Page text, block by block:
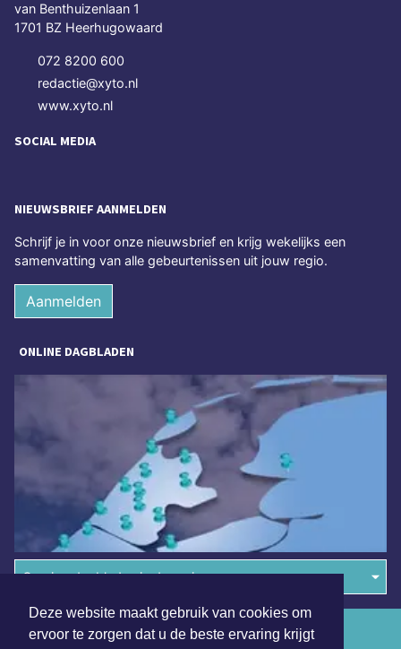
Deze website maakt gebruik van cookies om
ervoor te zorgen dat u de beste ervaring krijgt
van Benthuizenlaan 1
1701 BZ Heerhugowaard
072 8200 600
redactie@xyto.nl
www.xyto.nl
SOCIAL MEDIA
NIEUWSBRIEF AANMELDEN
Schrijf je in voor onze nieuwsbrief en krijg wekelijks een
samenvatting van alle gebeurtenissen uit jouw regio.
Aanmelden
ONLINE DAGBLADEN
Overige dagbladen in de regio
Algemene voorwaarden